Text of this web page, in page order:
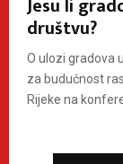
Jesu li
društvu?
O ulozi gradova
za budućnost
Rijeke na